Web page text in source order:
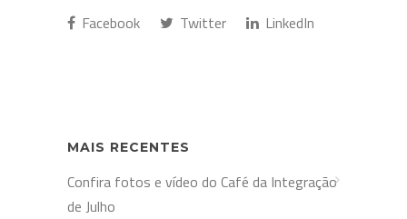
Facebook Twitter LinkedIn
MAIS RECENTES
Confira fotos e vídeo do Café da Integração
de Julho